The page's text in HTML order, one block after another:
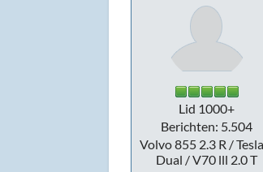
Lid 1000+
Berichten: 5.504
Volvo 855 2.3 R /
Dual / V70 lll 2.0 T